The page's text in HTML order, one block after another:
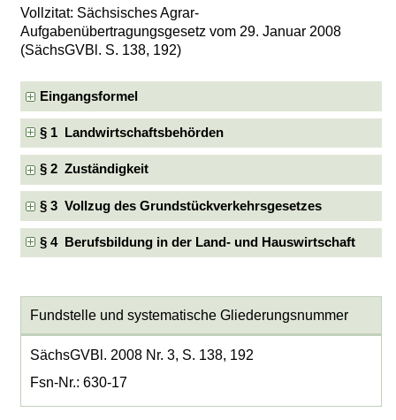
Vollzitat: Sächsisches Agrar-
Aufgabenübertragungsgesetz vom 29. Januar 2008
(SächsGVBl. S. 138, 192)
Eingangsformel
§ 1 Landwirtschaftsbehörden
§ 2 Zuständigkeit
§ 3 Vollzug des Grundstückverkehrsgesetzes
§ 4 Berufsbildung in der Land- und Hauswirtschaft
Fundstelle und systematische Gliederungsnummer
SächsGVBl. 2008 Nr. 3, S. 138, 192
Fsn-Nr.: 630-17